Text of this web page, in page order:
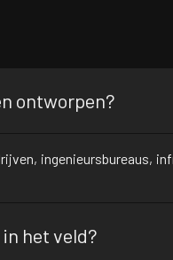
ontworpen?
ingenieursbureaus,
het veld?